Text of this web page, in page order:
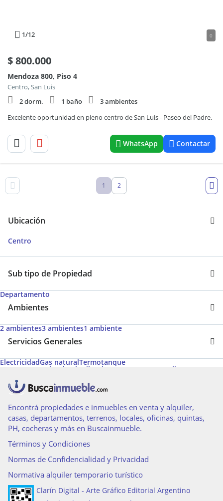
1/12 0
$800.000
Mendoza 800, Piso 4
Centro, San Luis
2 dorm.
1 baño
3 ambientes
Excelente oportunidad en pleno centro de San Luis - Paseo del Padre.
WhatsApp Contactar
1 2
Ubicación
Centro
Sub tipo de Propiedad
Departamento
Ambientes
2 ambientes3 ambientes1 ambiente
Servicios Generales
ElectricidadGas naturalTermotanque
Acepta Garantías de Alquiler de Argenprop Agua caliente
AscensorAscensores principales
Encontrá propiedades e inmuebles en venta y alquiler,
casas, departamentos, terrenos, locales, oficinas, quintas,
PH, cocheras y más en Buscainmueble.
Términos y Condiciones
Normas de Confidencialidad y Privacidad
Normativa alquiler temporario turístico
Clarín Digital - Arte Gráfico Editorial Argentino